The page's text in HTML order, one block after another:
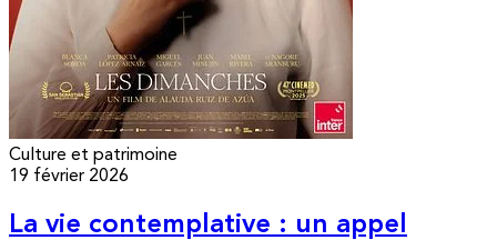
Culture et patrimoine
19 février 2026
La vie contemplative : un appel